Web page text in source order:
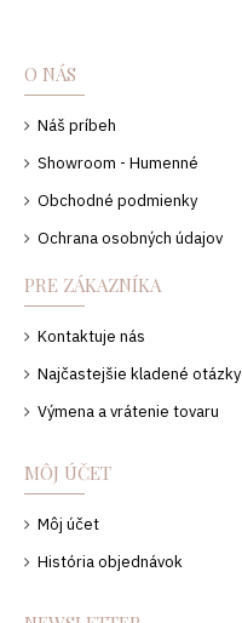
O NÁS
Náš príbeh
Showroom - Humenné
Obchodné podmienky
Ochrana osobných údajov
PRE ZÁKAZNÍKA
Kontaktuje nás
Najčastejšie kladené otázky
Výmena a vrátenie tovaru
MÔJ ÚČET
Môj účet
História objednávok